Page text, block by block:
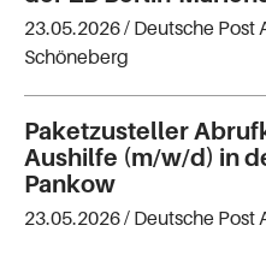
23.05.2026 / Deutsche Post
Schöneberg
Paketzusteller
Aushilfe (m/w/d) in
Pankow
23.05.2026 / Deutsche Post